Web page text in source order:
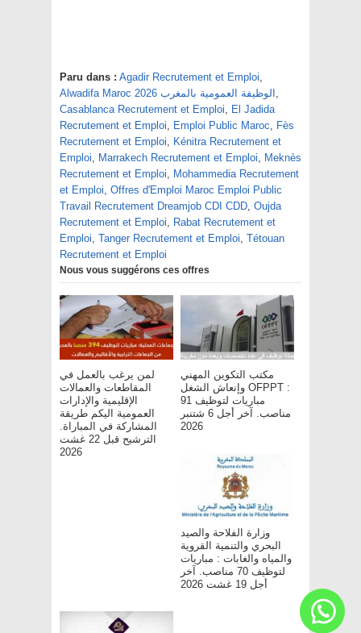
Paru dans : Agadir Recrutement et Emploi,
Alwadifa Maroc 2026 الوظيفة العمومية بالمغرب ,
Casablanca Recrutement et Emploi, El Jadida
Recrutement et Emploi, Emploi Public Maroc, Fès
Recrutement et Emploi, Kénitra Recrutement et
Emploi, Marrakech Recrutement et Emploi, Meknès
Recrutement et Emploi, Mohammedia Recrutement
et Emploi, Offres d'Emploi Maroc Emploi Public
Travail Recrutement Dreamjob CDI CDD, Oujda
Recrutement et Emploi, Rabat Recrutement et
Emploi, Tanger Recrutement et Emploi, Tétouan
Recrutement et Emploi
Nous vous suggérons ces offres
لمن يرغب بالعمل في
المقاطعات والعمالات
الإقليمية والإدارات
العمومية اليكم طريقة
المشاركة في المباراة.
الترشيح قبل 22 غشت
2026
مكتب التكوين المهني
وإنعاش الشغل OFPPT :
مباريات لتوظيف 91
مناصب. آخر أجل 6 شتنبر
2026
وزارة الفلاحة والصيد
البحري والتنمية القروية
والمياه والغابات : مباريات
لتوظيف 70 مناصب. آخر
أجل 19 غشت 2026